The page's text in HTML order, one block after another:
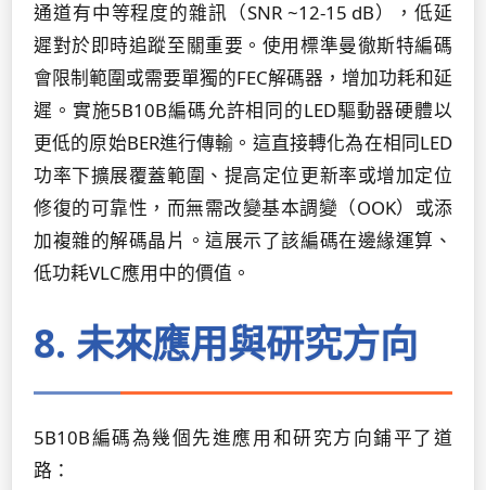
通道有中等程度的雜訊（SNR ~12-15 dB），低延
遲對於即時追蹤至關重要。使用標準曼徹斯特編碼
會限制範圍或需要單獨的FEC解碼器，增加功耗和延
遲。實施5B10B編碼允許相同的LED驅動器硬體以
更低的原始BER進行傳輸。這直接轉化為在相同LED
功率下擴展覆蓋範圍、提高定位更新率或增加定位
修復的可靠性，而無需改變基本調變（OOK）或添
加複雜的解碼晶片。這展示了該編碼在邊緣運算、
低功耗VLC應用中的價值。
8. 未來應用與研究方向
5B10B編碼為幾個先進應用和研究方向鋪平了道
路：